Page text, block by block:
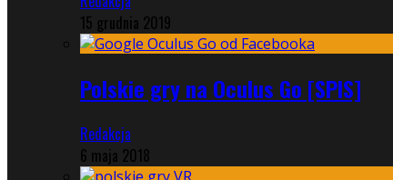
15 grudnia 2019
Polskie gry na Oculus Go [SPIS]
Redakcja
6 maja 2018